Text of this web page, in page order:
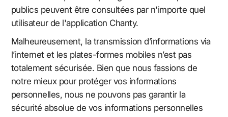
publics peuvent être consultées par n'importe quel
utilisateur de l'application Chanty.
Malheureusement, la transmission d’informations via
l’internet et les plates-formes mobiles n’est pas
totalement sécurisée. Bien que nous fassions de
notre mieux pour protéger vos informations
personnelles, nous ne pouvons pas garantir la
sécurité absolue de vos informations personnelles